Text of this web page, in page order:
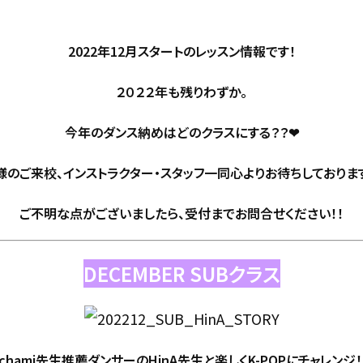
2022年12月スタートのレッスン情報です！
２０２２年も残りわずか。
今年のダンス納めはどのクラスにする？？❤︎
ご来校、インストラクター・スタッフ一同心よりお待ちしておりま
ご不明な点がございましたら、受付までお問合せください！！
DECEMBER SUBクラス